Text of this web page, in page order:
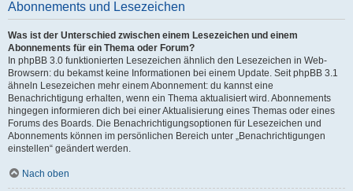
Abonnements und Lesezeichen
Was ist der Unterschied zwischen einem Lesezeichen und einem
Abonnements für ein Thema oder Forum?
In phpBB 3.0 funktionierten Lesezeichen ähnlich den Lesezeichen in Web-
Browsern: du bekamst keine Informationen bei einem Update. Seit phpBB 3.1
ähneln Lesezeichen mehr einem Abonnement: du kannst eine
Benachrichtigung erhalten, wenn ein Thema aktualisiert wird. Abonnements
hingegen informieren dich bei einer Aktualisierung eines Themas oder eines
Forums des Boards. Die Benachrichtigungsoptionen für Lesezeichen und
Abonnements können im persönlichen Bereich unter „Benachrichtigungen
einstellen“ geändert werden.
Nach oben